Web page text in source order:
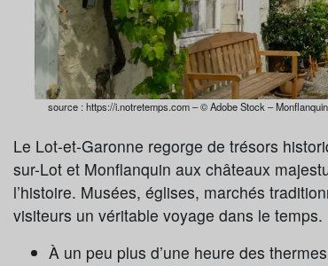
source : https://i.notretemps.com – © Adobe Stock – Monflanquin
Le Lot-et-Garonne regorge de trésors
sur-Lot et Monflanquin aux châteaux
l’histoire. Musées, églises, marchés
visiteurs un véritable voyage dans le temps.
À un peu plus d’une heure des